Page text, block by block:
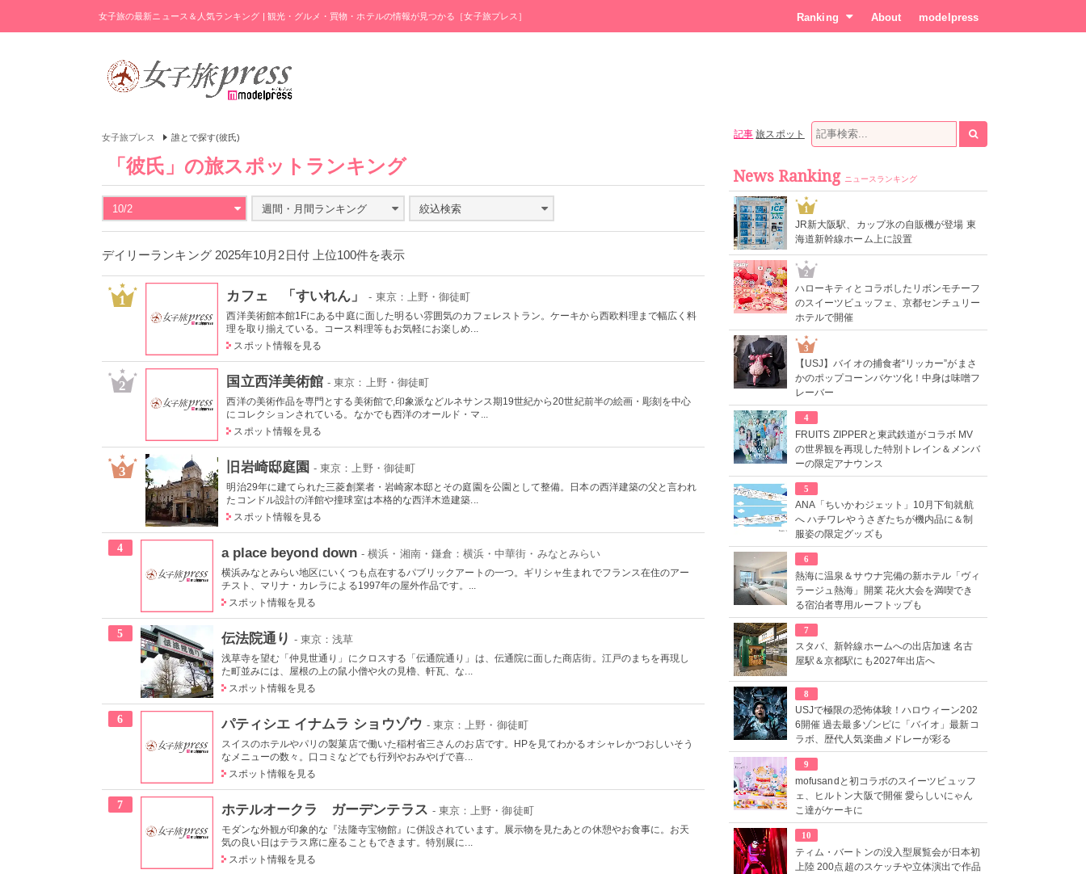
女子旅の最新ニュース＆人気ランキング | 観光・グルメ・買物・ホテルの情報が見つかる［女子旅プレス］ Ranking About modelpress
女子旅プレス 誰とで探す(彼氏)
「彼氏」の旅スポットランキング
10/2 週間・月間ランキング 絞込検索
デイリーランキング 2025年10月2日付 上位100件を表示
1 カフェ 「すいれん」 - 東京：上野・御徒町
西洋美術館本館1Fにある中庭に面した明るい雰囲気のカフェレストラン。ケーキから西欧料理まで幅広く料
理を取り揃えている。コース料理等もお気軽にお楽しめ...
スポット情報を見る
2 国立西洋美術館 - 東京：上野・御徒町
西洋の美術作品を専門とする美術館で,印象派などルネサンス期19世紀から20世紀前半の絵画・彫刻を中心
にコレクションされている。なかでも西洋のオールド・マ...
スポット情報を見る
3 旧岩崎邸庭園 - 東京：上野・御徒町
明治29年に建てられた三菱創業者・岩崎家本邸とその庭園を公園として整備。日本の西洋建築の父と言われ
たコンドル設計の洋館や撞球室は本格的な西洋木造建築...
スポット情報を見る
4 a place beyond down - 横浜・湘南・鎌倉：横浜・中華街・みなとみらい
横浜みなとみらい地区にいくつも点在するパブリックアートの一つ。ギリシャ生まれでフランス在住のアー
チスト、マリナ・カレラによる1997年の屋外作品です。...
スポット情報を見る
5 伝法院通り - 東京：浅草
浅草寺を望む「仲見世通り」にクロスする「伝通院通り」は、伝通院に面した商店街。江戸のまちを再現し
た町並みには、屋根の上の鼠小僧や火の見櫓、軒瓦、な...
スポット情報を見る
6 パティシエ イナムラ ショウゾウ - 東京：上野・御徒町
スイスのホテルやパリの製菓店で働いた稲村省三さんのお店です。HPを見てわかるオシャレかつおしいそう
なメニューの数々。口コミなどでも行列やおみやげで喜...
スポット情報を見る
7 ホテルオークラ ガーデンテラス - 東京：上野・御徒町
モダンな外観が印象的な『法隆寺宝物館』に併設されています。展示物を見たあとの休憩やお食事に。お天
気の良い日はテラス席に座ることもできます。特別展に...
スポット情報を見る
記事 旅スポット
News Ranking ニュースランキング
1
JR新大阪駅、カップ氷の自販機が登場 東
海道新幹線ホーム上に設置
2
ハローキティとコラボしたリボンモチーフ
のスイーツビュッフェ、京都センチュリー
ホテルで開催
3
【USJ】バイオの捕食者“リッカー”がまさ
かのポップコーンバケツ化！中身は味噌フ
レーバー
4
FRUITS ZIPPERと東武鉄道がコラボ MV
の世界観を再現した特別トレイン＆メンバ
ーの限定アナウンス
5
ANA「ちいかわジェット」10月下旬就航
へ ハチワレやうさぎたちが機内品に＆制
服姿の限定グッズも
6
熱海に温泉＆サウナ完備の新ホテル「ヴィ
ラージュ熱海」開業 花火大会を満喫でき
る宿泊者専用ルーフトップも
7
スタバ、新幹線ホームへの出店加速 名古
屋駅＆京都駅にも2027年出店へ
8
USJで極限の恐怖体験！ハロウィーン202
6開催 過去最多ゾンビに「バイオ」最新コ
ラボ、歴代人気楽曲メドレーが彩る
9
mofusandと初コラボのスイーツビュッフ
ェ、ヒルトン大阪で開催 愛らしいにゃん
こ達がケーキに
10
ティム・バートンの没入型展覧会が日本初
上陸 200点超のスケッチや立体演出で作品